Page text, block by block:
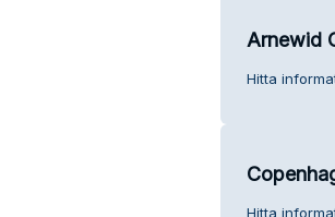
Arnewid
Hitta
Hitta